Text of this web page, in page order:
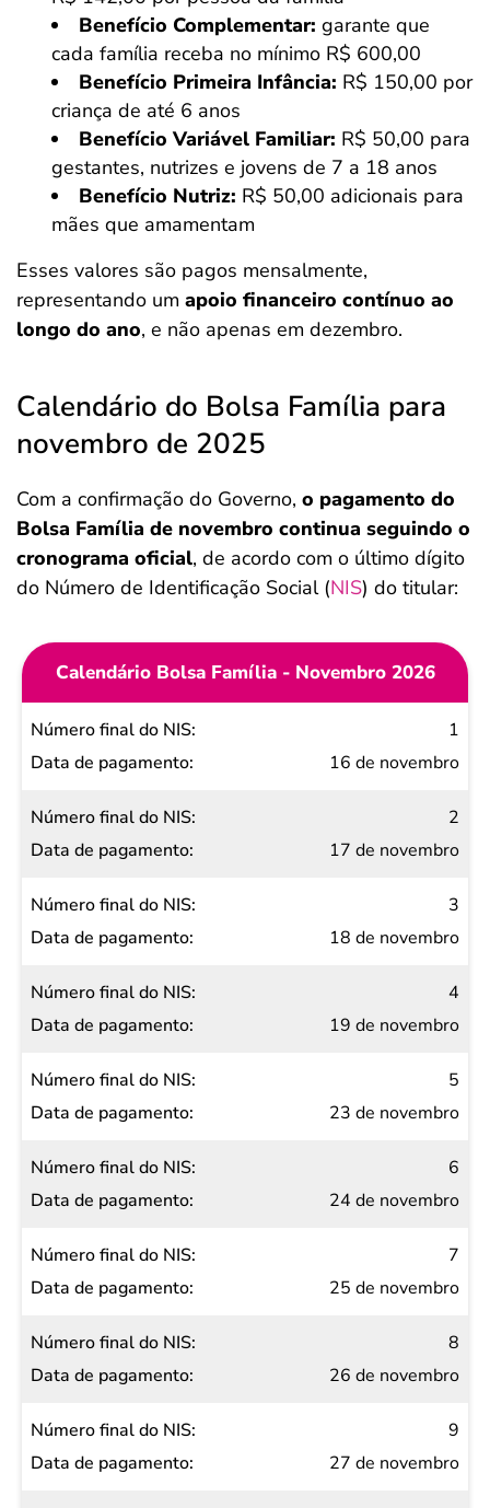
Benefício Complementar: garante que
cada família receba no mínimo R$ 600,00
Benefício Primeira Infância: R$ 150,00 por
criança de até 6 anos
Benefício Variável Familiar: R$ 50,00 para
gestantes, nutrizes e jovens de 7 a 18 anos
Benefício Nutriz: R$ 50,00 adicionais para
mães que amamentam
Esses valores são pagos mensalmente,
representando um apoio financeiro contínuo ao
longo do ano, e não apenas em dezembro.
Calendário do Bolsa Família para
novembro de 2025
Com a confirmação do Governo, o pagamento do
Bolsa Família de novembro continua seguindo o
cronograma oficial, de acordo com o último dígito
do Número de Identificação Social (NIS) do titular:
Calendário Bolsa Família - Novembro 2026
Número
final do
Data de
pagamento
1
16 de novembro
2
17 de novembro
3
18 de novembro
4
19 de novembro
5
23 de novembro
6
24 de novembro
7
25 de novembro
8
26 de novembro
9
27 de novembro